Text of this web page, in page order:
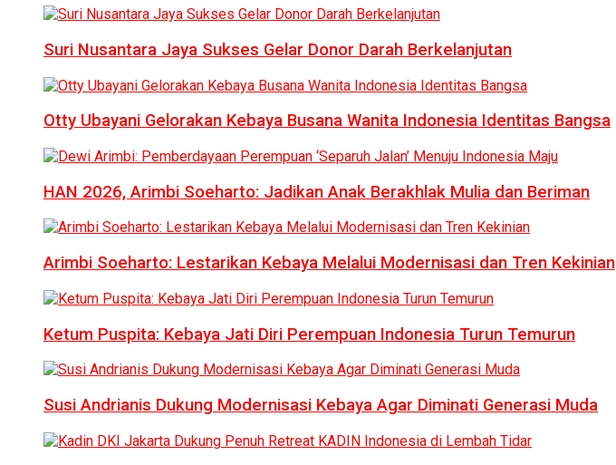
Suri Nusantara Jaya Sukses Gelar Donor Darah Berkelanjutan
Otty Ubayani Gelorakan Kebaya Busana Wanita Indonesia Identitas Bangsa
HAN 2026, Arimbi Soeharto: Jadikan Anak Berakhlak Mulia dan Beriman
Arimbi Soeharto: Lestarikan Kebaya Melalui Modernisasi dan Tren Kekinian
Ketum Puspita: Kebaya Jati Diri Perempuan Indonesia Turun Temurun
Susi Andrianis Dukung Modernisasi Kebaya Agar Diminati Generasi Muda